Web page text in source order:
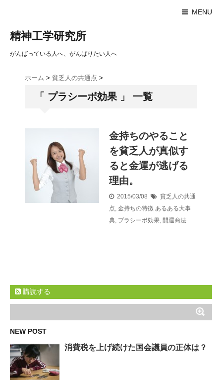
MENU
精神工学研究所
がんばっている人へ、がんばりたい人へ
ホーム > 貧乏人の共通点 >
「 プラシーボ効果 」 一覧
金持ちのやること
を貧乏人が真似す
ると金運が逃げる
理由。
2015/03/08
貧乏人の共通
点, 金持ちの特徴 あるある大事
典, プラシーボ効果, 開運商法
購読する
NEW POST
消費税を上げ続けた国会議員の正体は？